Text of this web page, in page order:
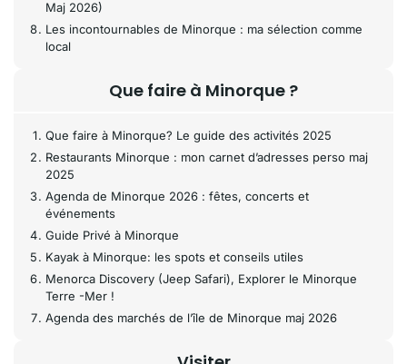
Maj 2026)
Les incontournables de Minorque : ma sélection comme
local
Que faire à Minorque ?
Que faire à Minorque? Le guide des activités 2025
Restaurants Minorque : mon carnet d’adresses perso maj
2025
Agenda de Minorque 2026 : fêtes, concerts et
événements
Guide Privé à Minorque
Kayak à Minorque: les spots et conseils utiles
Menorca Discovery (Jeep Safari), Explorer le Minorque
Terre -Mer !
Agenda des marchés de l’île de Minorque maj 2026